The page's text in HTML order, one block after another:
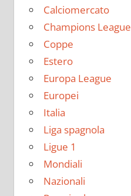
Calciomercato
Champions League
Coppe
Estero
Europa League
Europei
Italia
Liga spagnola
Ligue 1
Mondiali
Nazionali